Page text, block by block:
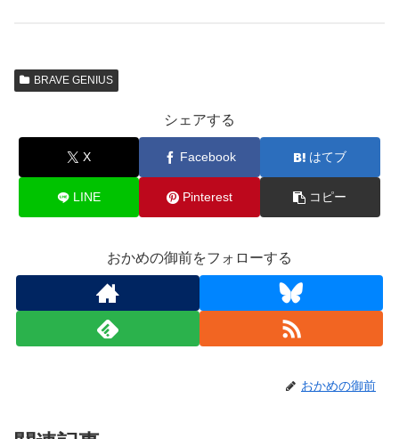
BRAVE GENIUS
シェアする
X Facebook はてブ
LINE Pinterest コピー
おかめの御前をフォローする
おかめの御前